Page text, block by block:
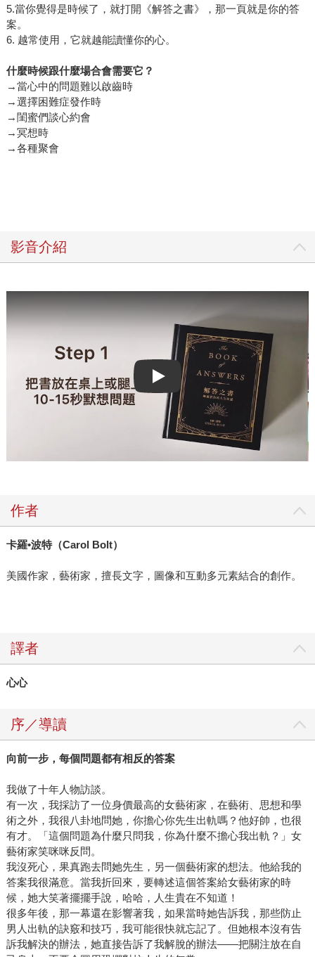
5.當你覺得是時候了，就打開《解答之書》，那一頁就是你的答
案。
6. 越常使用，它就越能讀懂你的心。
什麼時候跟什麼場合會需要它？
→當心中的問題難以啟齒時
→選擇困難症發作時
→閨蜜們談心約會
→冥想時
→各種聚會
影音介紹
Play video
作者
卡羅•波特（Carol Bolt）
美國作家，藝術家，擅長文字，圖像和互動多元素結合的創作。
譯者
心心
序／導讀
向前一步，每個問題都有相反的答案
我做了十年人物訪談。
有一次，我採訪了一位身價最高的女藝術家，在藝術、思想和學
術之外，我很八卦地問她，你擔心你先生出軌嗎？他好帥，也很
有才。「這個問題為什麼只問我，你為什麼不擔心我出軌？」女
藝術家笑咪咪反問。
我沒死心，果真跑去問她先生，另一個藝術家的想法。他給我的
答案我很滿意。當我折回來，要轉述這個答案給女藝術家的時
候，她大笑著擺擺手說，哈哈，人生貴在不知道！
很多年後，那一幕還在影響著我，如果當時她告訴我，那些防止
男人出軌的訣竅和技巧，我可能很快就忘記了。但她根本沒有告
訴我解決的辦法，她直接告訴了我解脫的辦法——把關注放在自